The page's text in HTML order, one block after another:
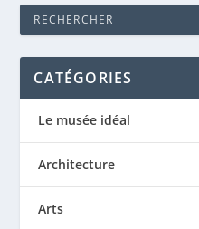
CATÉGORIES
Le musée idéal
Architecture
Arts